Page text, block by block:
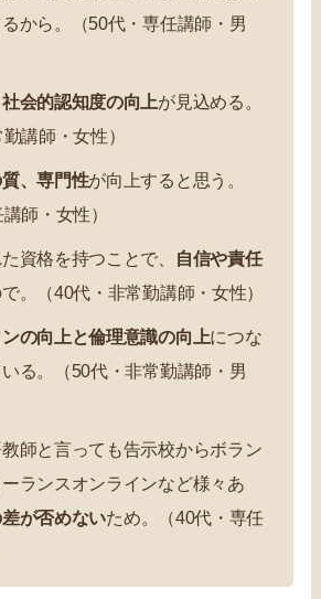
から。（50代・専任講師・男
会的認知度の向上が見込める。
講師・女性）
、専門性が向上すると思う。
師・女性）
資格を持つことで、
自信や責任
。（40代・非常勤講師・女性）
の向上と倫理意識の向上につな
る。（50代・非常勤講師・男
師と言っても告示校からボラン
ランスオンラインなど様々あ
が否めないため。（40代・専任